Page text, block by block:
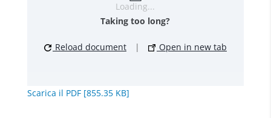
Loading...
Taking too long?
Reload document | Open in new tab
Scarica il PDF [855.35 KB]